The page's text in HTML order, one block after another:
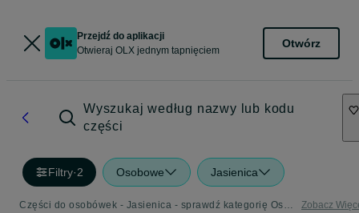
Przejdź do aplikacji
Otwieraj OLX jednym tapnięciem
Otwórz
Wyszukaj według nazwy lub kodu
części
Filtry·2 Osobowe Jasienica
Części do osobówek - Jasienica - sprawdź kategorię Osobowe Zobacz